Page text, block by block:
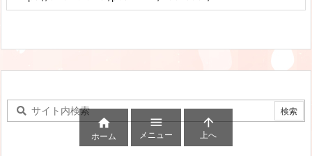

ホーム

メニュー

上へ